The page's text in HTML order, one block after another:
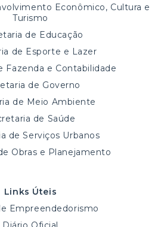
Econômico, Cultura e
Turismo
de Educação
de Esporte e Lazer
Fazenda e Contabilidade
de Governo
de Meio Ambiente
de Saúde
de Serviços Urbanos
Obras e Planejamento
Links Úteis
Empreendedorismo